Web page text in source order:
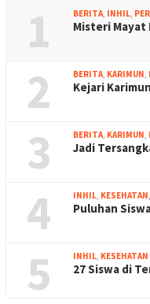
1 BERITA, INHIL,
Misteri Mayat
2 BERITA, KARIMUN,
Kejari
3 BERITA, KARIMUN,
Jadi
4 INHIL, KESEHATAN,
Puluhan
5 INHIL, KESEHATAN
27 Siswa di